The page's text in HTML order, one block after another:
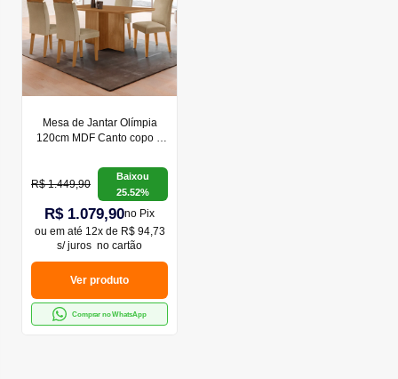
Mesa de Jantar Olímpia
120cm MDF Canto copo e
R$ 1.449,90
Baixou
25.52%
R$ 1.079,90no Pix
ou ematé 12x de R$ 94,73
s/ juros no cartão
Ver produto
Comprar no WhatsApp